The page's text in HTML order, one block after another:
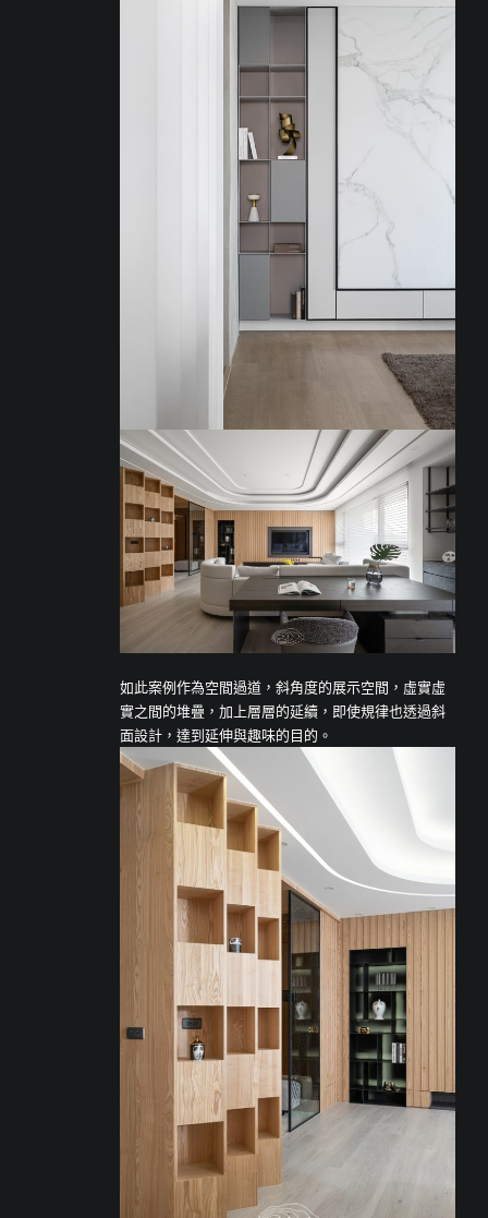
如此案例作為空間過道，斜角度的展示空間，虛實虛
實之間的堆疊，加上層層的延續，即使規律也透過斜
面設計，達到延伸與趣味的目的。